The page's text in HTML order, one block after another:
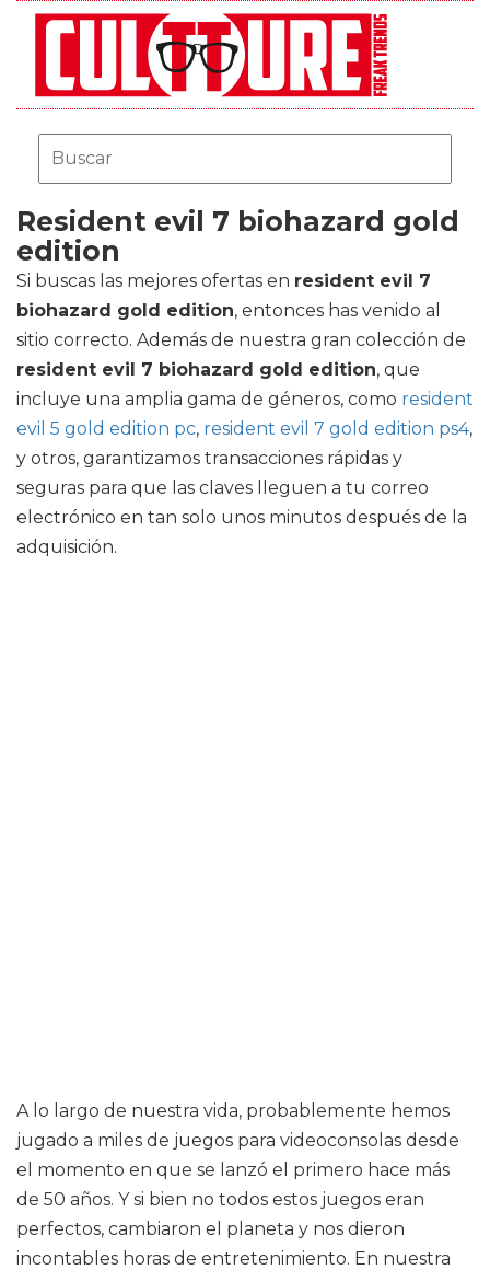
Resident evil 7 biohazard gold
edition
Si buscas las mejores ofertas en resident evil 7
biohazard gold edition, entonces has venido al
sitio correcto. Además de nuestra gran colección de
resident evil 7 biohazard gold edition, que
incluye una amplia gama de géneros, como resident
evil 5 gold edition pc, resident evil 7 gold edition ps4,
y otros, garantizamos transacciones rápidas y
seguras para que las claves lleguen a tu correo
electrónico en tan solo unos minutos después de la
adquisición.
A lo largo de nuestra vida, probablemente hemos
jugado a miles de juegos para videoconsolas desde
el momento en que se lanzó el primero hace más
de 50 años. Y si bien no todos estos juegos eran
perfectos, cambiaron el planeta y nos dieron
incontables horas de entretenimiento. En nuestra